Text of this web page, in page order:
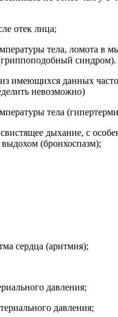
отек лица;
тела, ломота в
синдром).
имеющихся данных
невозможно)
тела
дыхание, с
(бронхоспазм);
сердца (аритмия);
давления;
давления;